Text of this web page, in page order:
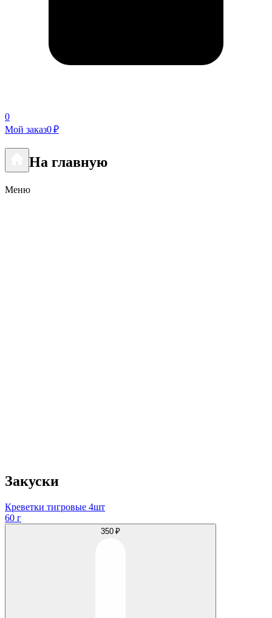
0
Мой заказ0 ₽
На главную
Меню
Закуски
Креветки тигровые 4шт
60 г
350 ₽